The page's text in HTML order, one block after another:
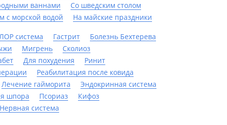
ваннами
Со шведским столом
с морской водой На майские праздники
система Гастрит
Болезнь Бехтерева
Мигрень
Сколиоз
Для похудения
Ринит
Реабилитация после ковида
Лечение гайморита
Эндокринная система
шпора Псориаз
Кифоз
Нервная система